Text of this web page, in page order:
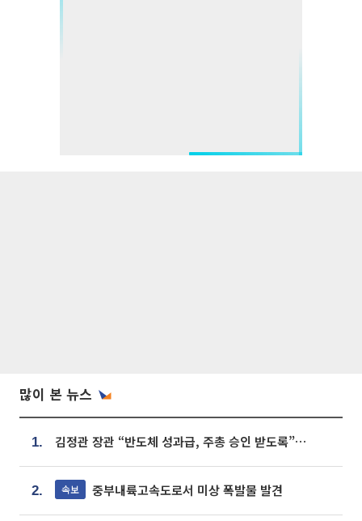
많이 본 뉴스
1. 김정관 장관 “반도체 성과급, 주총 승인 받도록”…상법·자본시장법 개정 시사
2. 속보 중부내륙고속도로서 미상 폭발물 발견